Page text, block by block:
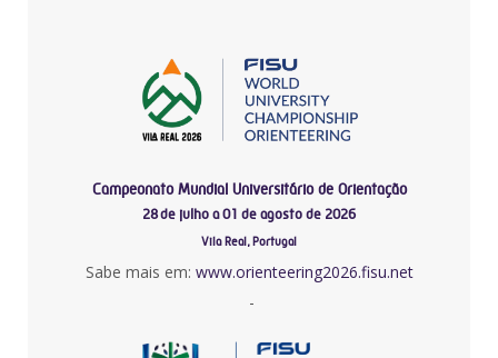
Campeonato Mundial Universitário de Orientação
28 de julho a 01 de agosto de 2026
Vila Real, Portugal
Sabe mais em: www.orienteering2026.fisu.net
-